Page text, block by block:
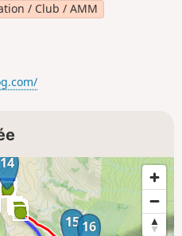
/ Club / AMM
14
1516